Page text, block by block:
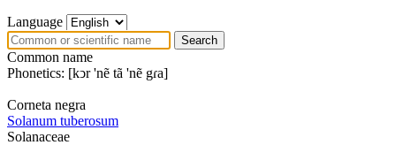
Language
Search
Common name
Phonetics: [kↄr 'nẽ tã 'nẽ gɾa]
Corneta negra
Solanum tuberosum
Solanaceae